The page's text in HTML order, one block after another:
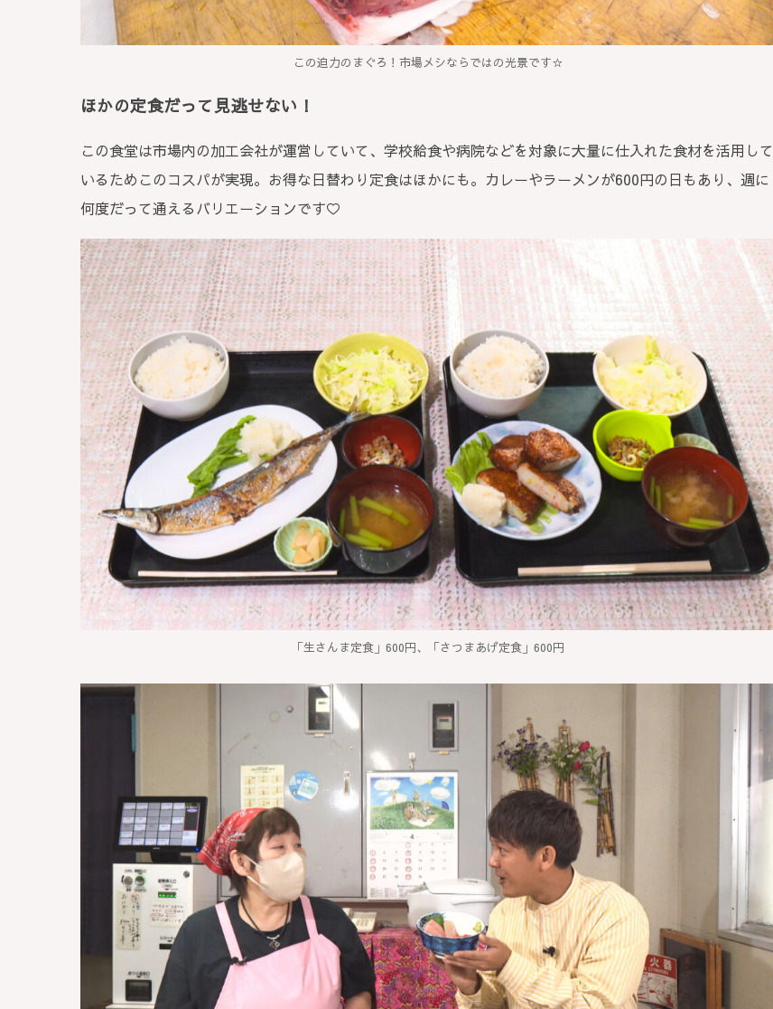
この迫力のまぐろ！市場メシならではの光景です☆
ほかの定食だって見逃せない！
この食堂は市場内の加工会社が運営していて、学校給食や病院などを対象に大量に仕入れた食材を活用して
いるためこのコスパが実現。お得な日替わり定食はほかにも。カレーやラーメンが600円の日もあり、週に
何度だって通えるバリエーションです♡
「生さんま定食」600円、「さつまあげ定食」600円